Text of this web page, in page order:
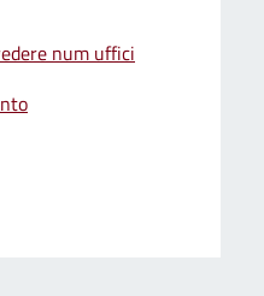
num uffici